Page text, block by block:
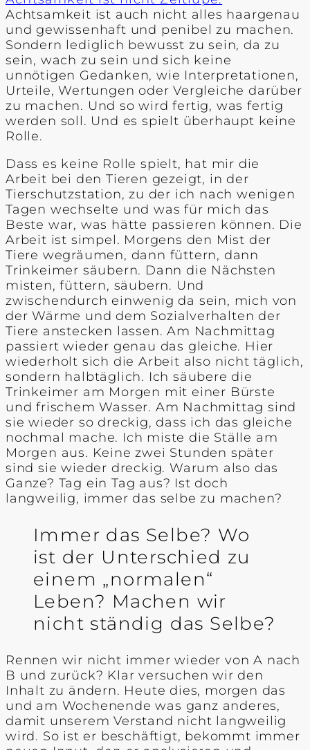
Achtsamkeit ist auch nicht alles haargenau
und gewissenhaft und penibel zu machen.
Sondern lediglich bewusst zu sein, da zu
sein, wach zu sein und sich keine
unnötigen Gedanken, wie Interpretationen,
Urteile, Wertungen oder Vergleiche darüber
zu machen. Und so wird fertig, was fertig
werden soll. Und es spielt überhaupt keine
Rolle.
Dass es keine Rolle spielt, hat mir die
Arbeit bei den Tieren gezeigt, in der
Tierschutzstation, zu der ich nach wenigen
Tagen wechselte und was für mich das
Beste war, was hätte passieren können. Die
Arbeit ist simpel. Morgens den Mist der
Tiere wegräumen, dann füttern, dann
Trinkeimer säubern. Dann die Nächsten
misten, füttern, säubern. Und
zwischendurch einwenig da sein, mich von
der Wärme und dem Sozialverhalten der
Tiere anstecken lassen. Am Nachmittag
passiert wieder genau das gleiche. Hier
wiederholt sich die Arbeit also nicht täglich,
sondern halbtäglich. Ich säubere die
Trinkeimer am Morgen mit einer Bürste
und frischem Wasser. Am Nachmittag sind
sie wieder so dreckig, dass ich das gleiche
nochmal mache. Ich miste die Ställe am
Morgen aus. Keine zwei Stunden später
sind sie wieder dreckig. Warum also das
Ganze? Tag ein Tag aus? Ist doch
langweilig, immer das selbe zu machen?
Immer das Selbe? Wo
ist der Unterschied zu
einem „normalen“
Leben? Machen wir
nicht ständig das Selbe?
Rennen wir nicht immer wieder von A nach
B und zurück? Klar versuchen wir den
Inhalt zu ändern. Heute dies, morgen das
und am Wochenende was ganz anderes,
damit unserem Verstand nicht langweilig
wird. So ist er beschäftigt, bekommt immer